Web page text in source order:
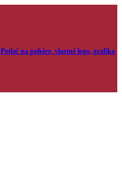
Potlač na poháre, vlastné logo, grafika